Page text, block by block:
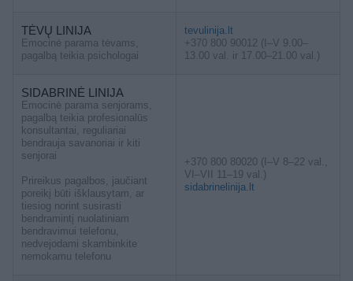
TĖVŲ LINIJA
Emocinė parama tėvams,
pagalbą teikia psichologai
tevulinija.lt
+370 800 90012 (I–V 9.00–
13.00 val. ir 17.00–21.00 val.)
SIDABRINĖ LINIJA
Emocinė parama senjorams,
pagalbą teikia profesionalūs
konsultantai, reguliariai
bendrauja savanoriai ir kiti
senjorai
Prireikus pagalbos, jaučiant
poreikį būti išklausytam, ar
tiesiog norint susirasti
bendramintį nuolatiniam
bendravimui telefonu,
nedvejodami skambinkite
nemokamu telefonu
+370 800 80020 (I–V 8–22 val.,
VI–VII 11–19 val.)
sidabrinelinija.lt